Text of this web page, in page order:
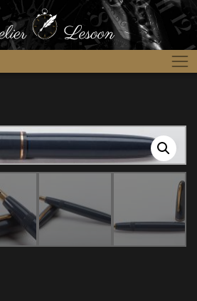
» Stylo plume Lady WATERMAN
de verre